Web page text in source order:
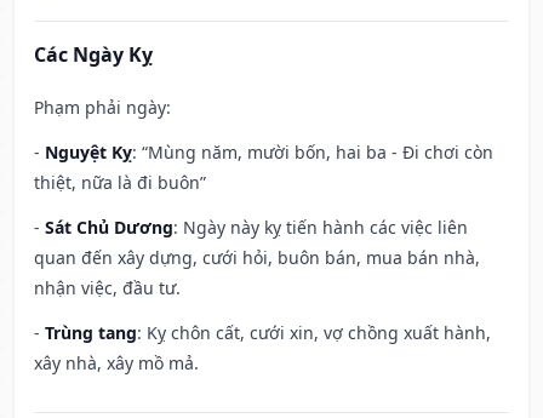
Các Ngày Kỵ
Phạm phải ngày:
- Nguyệt Kỵ: “Mùng năm, mười bốn, hai ba - Đi chơi còn
thiệt, nữa là đi buôn”
- Sát Chủ Dương: Ngày này kỵ tiến hành các việc liên
quan đến xây dựng, cưới hỏi, buôn bán, mua bán nhà,
nhận việc, đầu tư.
- Trùng tang: Kỵ chôn cất, cưới xin, vợ chồng xuất hành,
xây nhà, xây mồ mả.